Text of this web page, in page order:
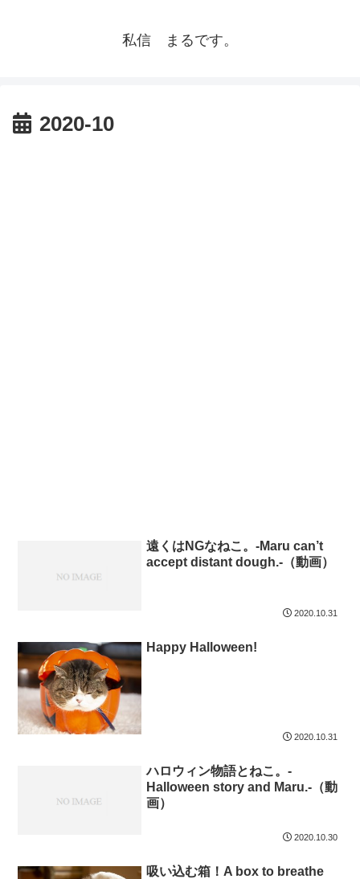
私信 まるです。
2020-10
遠くはNGなねこ。-Maru can’t
accept distant dough.-（動画）
2020.10.31
Happy Halloween!
2020.10.31
ハロウィン物語とねこ。-
Halloween story and Maru.-（動
画）
2020.10.30
吸い込む箱！A box to breathe